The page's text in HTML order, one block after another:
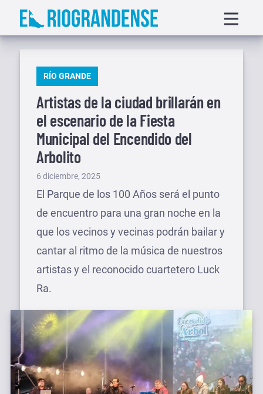
Saltar
menu
PUBLICADO
RÍO GRANDE
Artistas de la ciudad brillarán en
el escenario de la Fiesta
Municipal del Encendido del
Arbolito
Publicado
el
6 diciembre, 2025
El Parque de los 100 Años será el punto
de encuentro para una gran noche en la
que los vecinos y vecinas podrán bailar y
cantar al ritmo de la música de nuestros
artistas y el reconocido cuartetero Luck
Ra.